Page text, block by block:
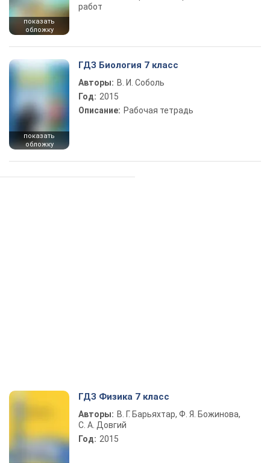
показать
обложку
работ
показать
обложку
ГДЗ Биология 7 класс
Авторы: В. И. Соболь
Год: 2015
Описание: Рабочая тетрадь
ГДЗ Физика 7 класс
Авторы: В. Г. Барьяхтар, Ф. Я. Божинова,
С. А. Довгий
Год: 2015